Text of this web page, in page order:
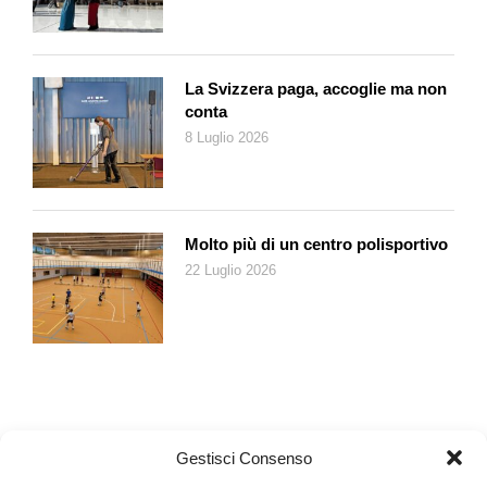
Gestisci Consenso
caso il cuoco migliore del mondo), ma la decisione su cosa
cucinare e quando per tentare un minimo di alimentazione
equilibrata è nostra; al supermercato spesso ci vanno, ma la
lista della spesa la dobbiamo fare noi; al campo di calcio o di
pallavolo a ritirare i figli si offrono di passare, ma l’orario glielo
dobbiamo ricordare; la programmazione su come organizzarci
è tutta sulle nostre spalle, poi basta chiedere e l’aiuto arriva.
Sono solo esempi, che non hanno la presunzione di essere
esaustivi né di fotografare tutte le situazioni né tantomeno di
essere offensivi, ma che possono essere utili per arrivare alla
seguente conclusione: anche nel migliore dei casi, la
stragrande maggioranza delle volte i mariti/compagni fanno di
buon grado quello che c’è da fare, ma non hanno il pensiero di
programmare quello che c’è da fare. Emma lo definisce così:
pianificare e organizzare è di per sé un lavoro a tempo pieno:
La Svizzera paga, accoglie ma non
conta
8 Luglio 2026
Molto più di un centro polisportivo
22 Luglio 2026